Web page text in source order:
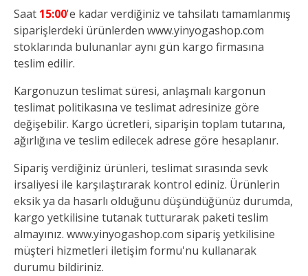
Saat 15:00'e kadar verdiğiniz ve tahsilatı tamamlanmış
siparişlerdeki ürünlerden www.yinyogashop.com
stoklarında bulunanlar aynı gün kargo firmasına
teslim edilir.
Kargonuzun teslimat süresi, anlaşmalı kargonun
teslimat politikasına ve teslimat adresinize göre
değişebilir. Kargo ücretleri, siparişin toplam tutarına,
ağırlığına ve teslim edilecek adrese göre hesaplanır.
Sipariş verdiğiniz ürünleri, teslimat sırasında sevk
irsaliyesi ile karşılaştırarak kontrol ediniz. Ürünlerin
eksik ya da hasarlı olduğunu düşündüğünüz durumda,
kargo yetkilisine tutanak tutturarak paketi teslim
almayınız. www.yinyogashop.com sipariş yetkilisine
müşteri hizmetleri iletişim formu'nu kullanarak
durumu bildiriniz.